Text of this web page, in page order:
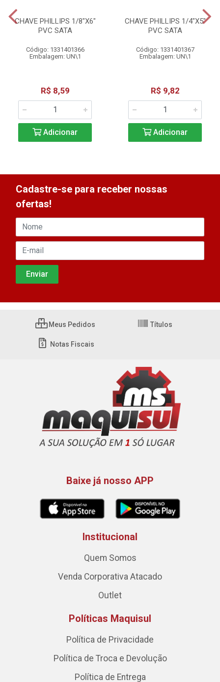
CHAVE PHILLIPS 1/8"X6"
PVC SATA
Código: 1331401366
Embalagem: UN\1
R$ 8,59
Adicionar
CHAVE PHILLIPS 1/4"X5"
PVC SATA
Código: 1331401367
Embalagem: UN\1
R$ 9,82
Adicionar
Cadastre-se para receber nossas
ofertas!
Meus Pedidos Títulos
Notas Fiscais
Baixe já nosso APP
Institucional
Quem Somos
Venda Corporativa Atacado
Outlet
Políticas Maquisul
Política de Privacidade
Política de Troca e Devolução
Política de Entrega